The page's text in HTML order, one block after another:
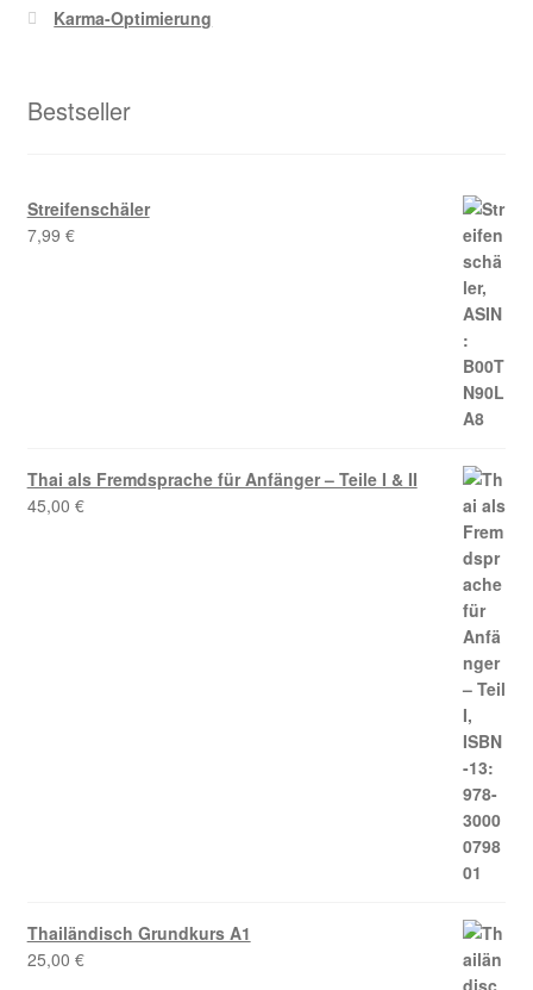
Karma-Optimierung
Bestseller
Streifenschäler
7,99 €
Thai als Fremdsprache für Anfänger – Teile I & II
45,00 €
Thailändisch Grundkurs A1
25,00 €